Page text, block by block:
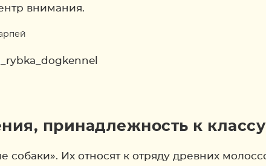
внимания.
принадлежность к классу
собаки». Их относят к отряду древних